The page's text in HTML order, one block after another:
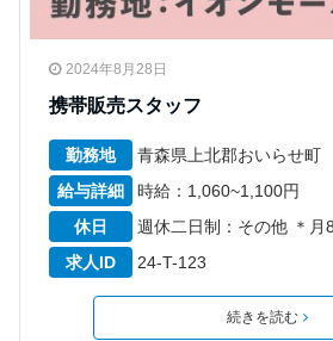
2024年8月28日
携帯販売スタッフ
勤務地
青森県上北郡おいらせ町
給与詳細
時給：1,060~1,100円
休日
求人ID
24-T-123
続きを読む